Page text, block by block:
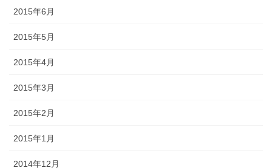
2015年6月
2015年5月
2015年4月
2015年3月
2015年2月
2015年1月
2014年12月